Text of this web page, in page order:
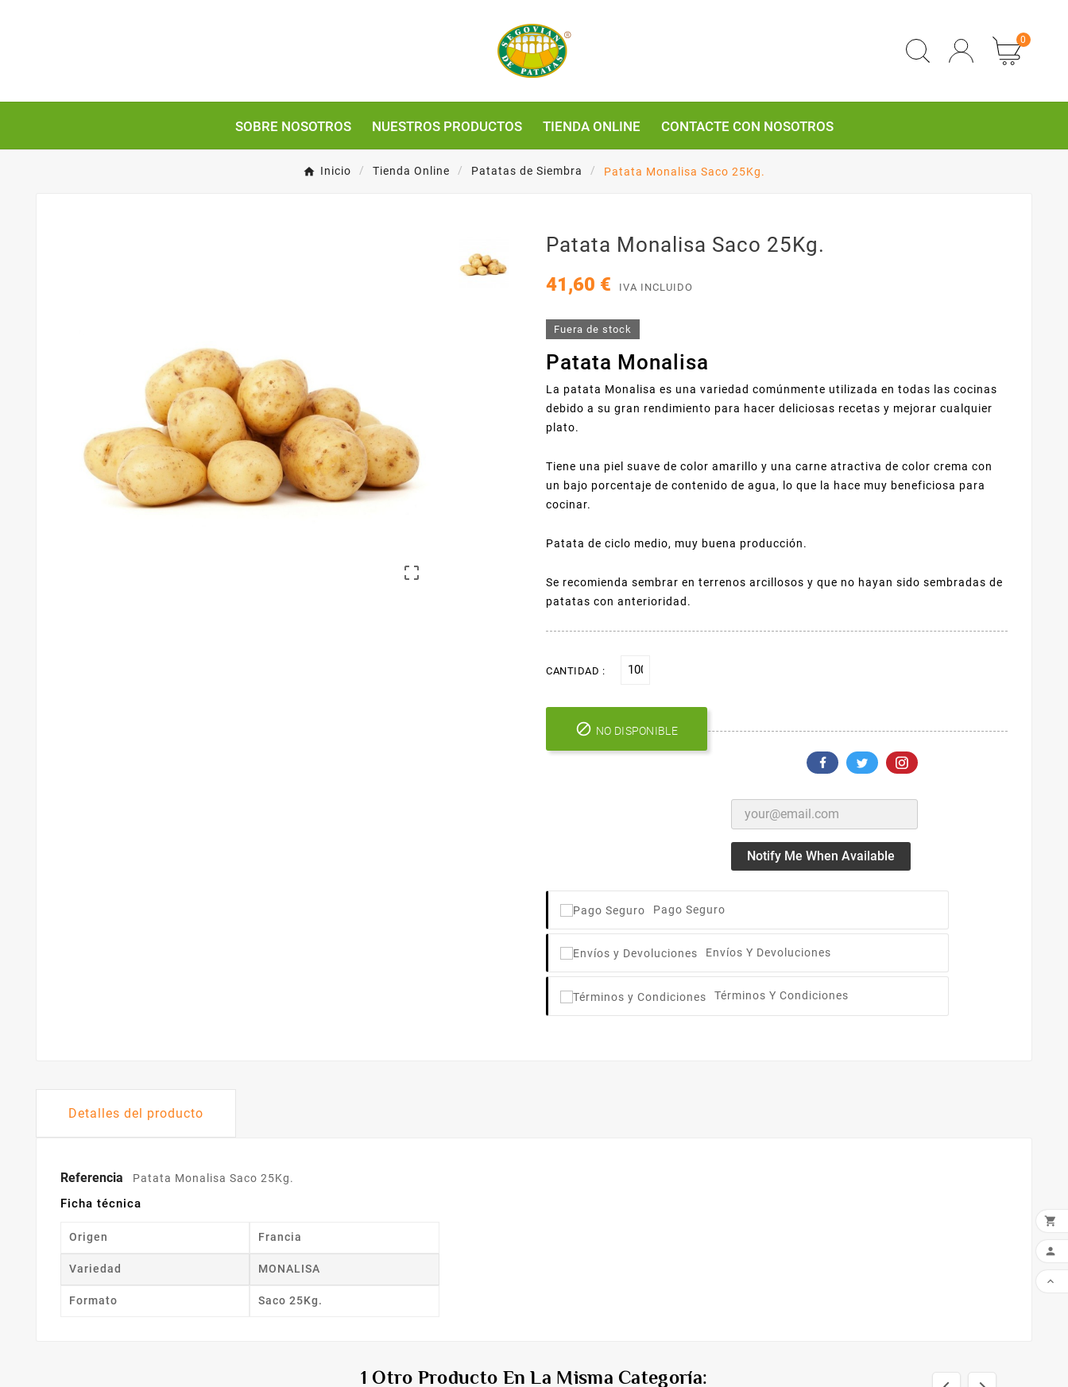
0
SOBRE NOSOTROS NUESTROS PRODUCTOS TIENDA ONLINE CONTACTE CON NOSOTROS
Inicio Tienda Online Patatas de Siembra Patata Monalisa Saco 25Kg.

Patata Monalisa Saco 25Kg.
41,60 € IVA INCLUIDO
Fuera de stock
Patata Monalisa
La patata Monalisa es una variedad comúnmente utilizada en todas las cocinas
debido a su gran rendimiento para hacer deliciosas recetas y mejorar cualquier
plato.
Tiene una piel suave de color amarillo y una carne atractiva de color crema con
un bajo porcentaje de contenido de agua, lo que la hace muy beneficiosa para
cocinar.
Patata de ciclo medio, muy buena producción.
Se recomienda sembrar en terrenos arcillosos y que no hayan sido sembradas de
patatas con anterioridad.
CANTIDAD :
 NO DISPONIBLE
Notify Me When Available
Pago Seguro
Envíos Y Devoluciones
Términos Y Condiciones
Detalles del producto
Referencia Patata Monalisa Saco 25Kg.
Ficha técnica
Origen Francia
Variedad MONALISA
Formato Saco 25Kg.
1 Otro Producto En La Misma Categoría:


